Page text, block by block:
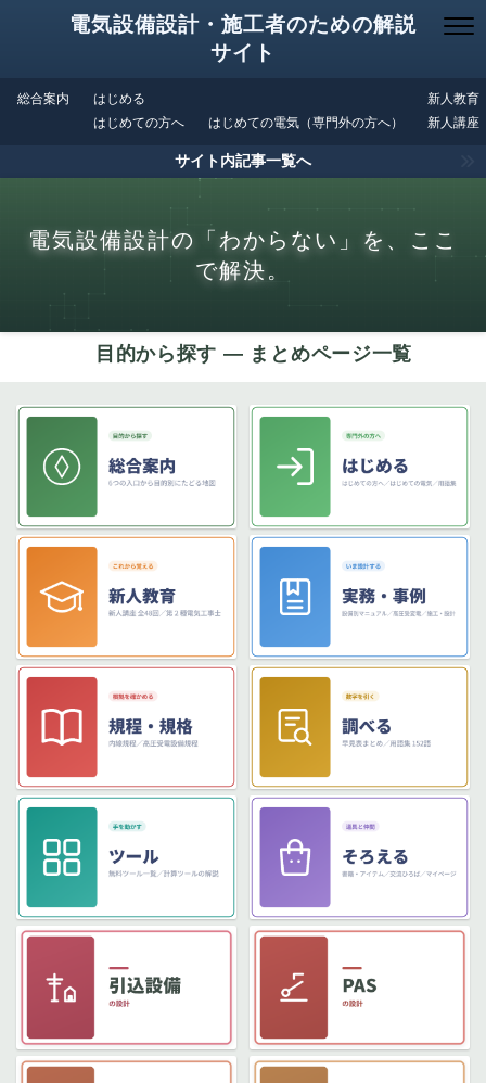
電気設備設計・施工者のための解説
サイト
総合案内
はじめる
はじめての方へ
はじめての電気（専門外の方へ）
新人教育
新人講座
サイト内記事一覧へ
電気設備設計の「わからない」を、ここ
で解決。